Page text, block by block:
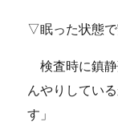
▽眠った状態で
検査時に鎮静
んやりしてい
す」